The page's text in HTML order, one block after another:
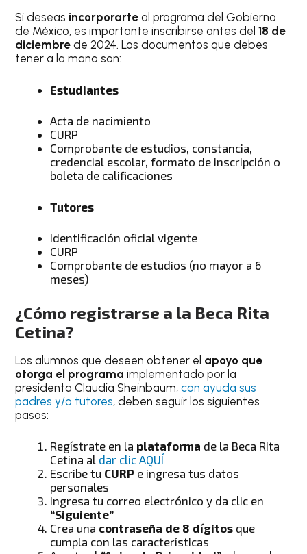
Si deseas incorporarteal programa del Gobierno
de México, es importante inscribirse antes del18 de
diciembrede 2024. Los documentos que debes
tener a la mano son:
Estudiantes
Acta de nacimiento
CURP
Comprobante de estudios, constancia,
credencial escolar, formato de inscripción o
boleta de calificaciones
Tutores
Identificación oficial vigente
CURP
Comprobante de estudios (no mayor a 6
meses)
¿Cómo registrarse a la Beca Rita
Cetina?
Los alumnos que deseen obtener el apoyo que
otorga el programa implementado por la
presidenta Claudia Sheinbaum,con ayuda sus
padres y/o tutores, deben seguir los siguientes
pasos:
Regístrate en la plataforma de la Beca Rita
Cetina al dar clic AQUÍ
Escribe tu CURP e ingresa tus datos
personales
Ingresa tu correo electrónico y da clic en
“Siguiente”
Crea una contraseña de 8 dígitos que
cumpla con las características